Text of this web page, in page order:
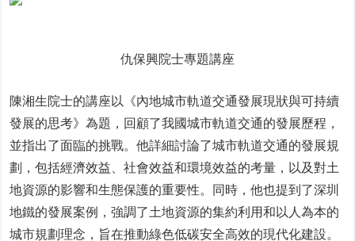
仇保興院士專題講座
陳湘生院士的講座以《內地城市軌道交通發展現狀與可持續
發展的思考》為題，回顧了我國城市軌道交通的發展歷程，
並指出了面臨的挑戰。他詳細討論了城市軌道交通的發展規
劃，包括經濟效益、社會效益和環境效益的考量，以及對土
地資源的影響和生態保護的重要性。同時，他也提到了深圳
地鐵的發展案例，強調了土地資源的集約利用和以人為本的
城市規劃理念，旨在推動綠色低碳安全高效的現代化建設。